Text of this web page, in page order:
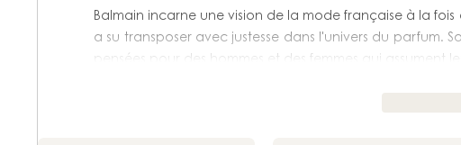
Balmain incarne une vision de la mode française à la
a su transposer avec justesse dans l'univers du parfum.
Fondée au cœur de Paris, la maison Balmain s'est
sensualité assumée. Ce même équilibre se retrouve